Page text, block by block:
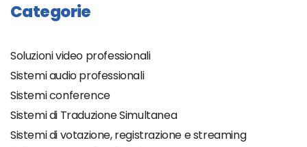
Categorie
Soluzioni video professionali
Sistemi audio professionali
Sistemi conference
Sistemi di Traduzione Simultanea
Sistemi di votazione, registrazione e streaming